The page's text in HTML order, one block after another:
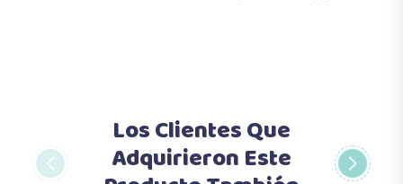
Los Clientes Que
Adquirieron Este